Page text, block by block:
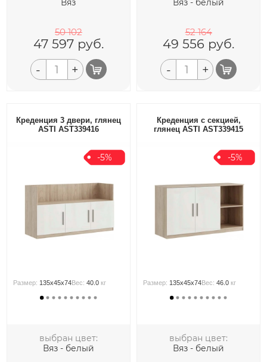
Вяз
50 102
47 597руб.
- +
Вяз - белый
52 164
49 556 руб.
- +
Креденция 3 двери, глянец
ASTI AST339416
-5%
Размер: 135x45x74Вес:40.0 кг
выбран цвет:
Вяз - белый
Креденция с секцией,
глянец ASTI AST339415
-5%
Размер: 135x45x74Вес:46.0 кг
выбран цвет:
Вяз - белый